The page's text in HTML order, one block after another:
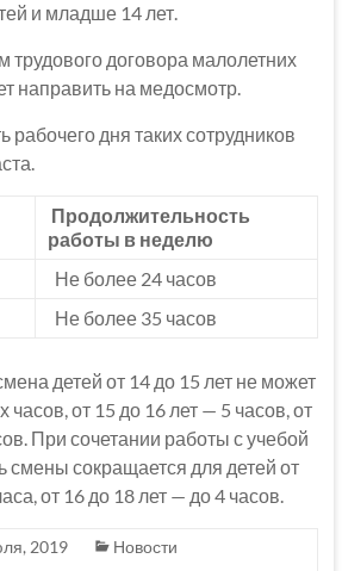
и младше 14 лет.
трудового договора малолетних
направить на медосмотр.
рабочего дня таких сотрудников
Продолжительность
работы в неделю
Не более 24 часов
Не более 35 часов
детей от 14 до 15 лет не может
от 15 до 16 лет — 5 часов, от
При сочетании работы с учебой
смены сокращается для детей от
от 16 до 18 лет — до 4 часов.
2019
Новости